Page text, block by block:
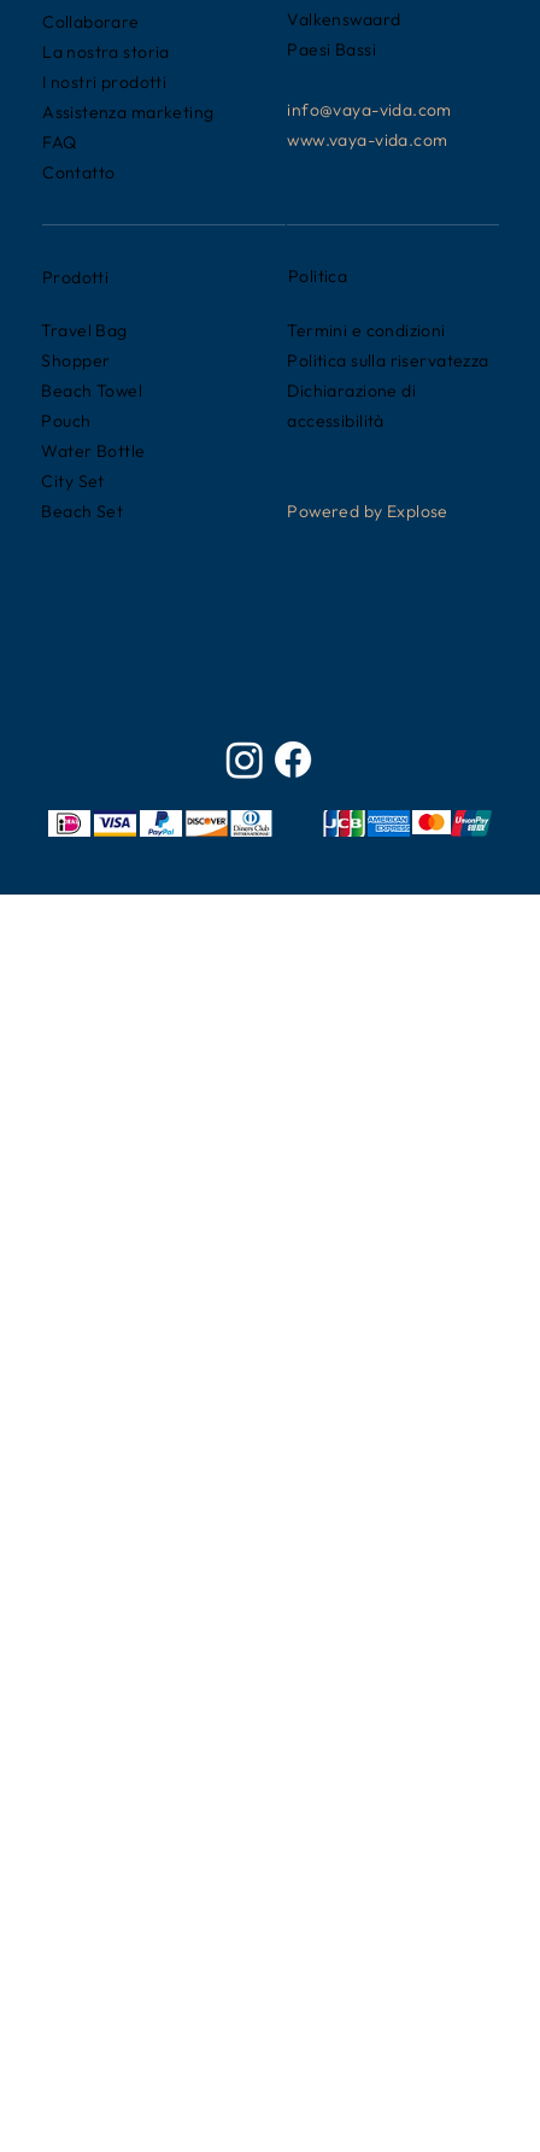
Valkenswaard
Paesi Bassi
info@vaya-vida.com
www.vaya-vida.com
Collaborare
La nostra storia
I nostri prodotti
Assistenza marketing
FAQ
Contatto
Prodotti
Travel Bag
Shopper
Beach Towel
Pouch
Water Bottle
City Set
Beach Set
Politica
Termini e condizioni
Politica sulla riservatezza
Dichiarazione di
accessibilità
Powered by Explose